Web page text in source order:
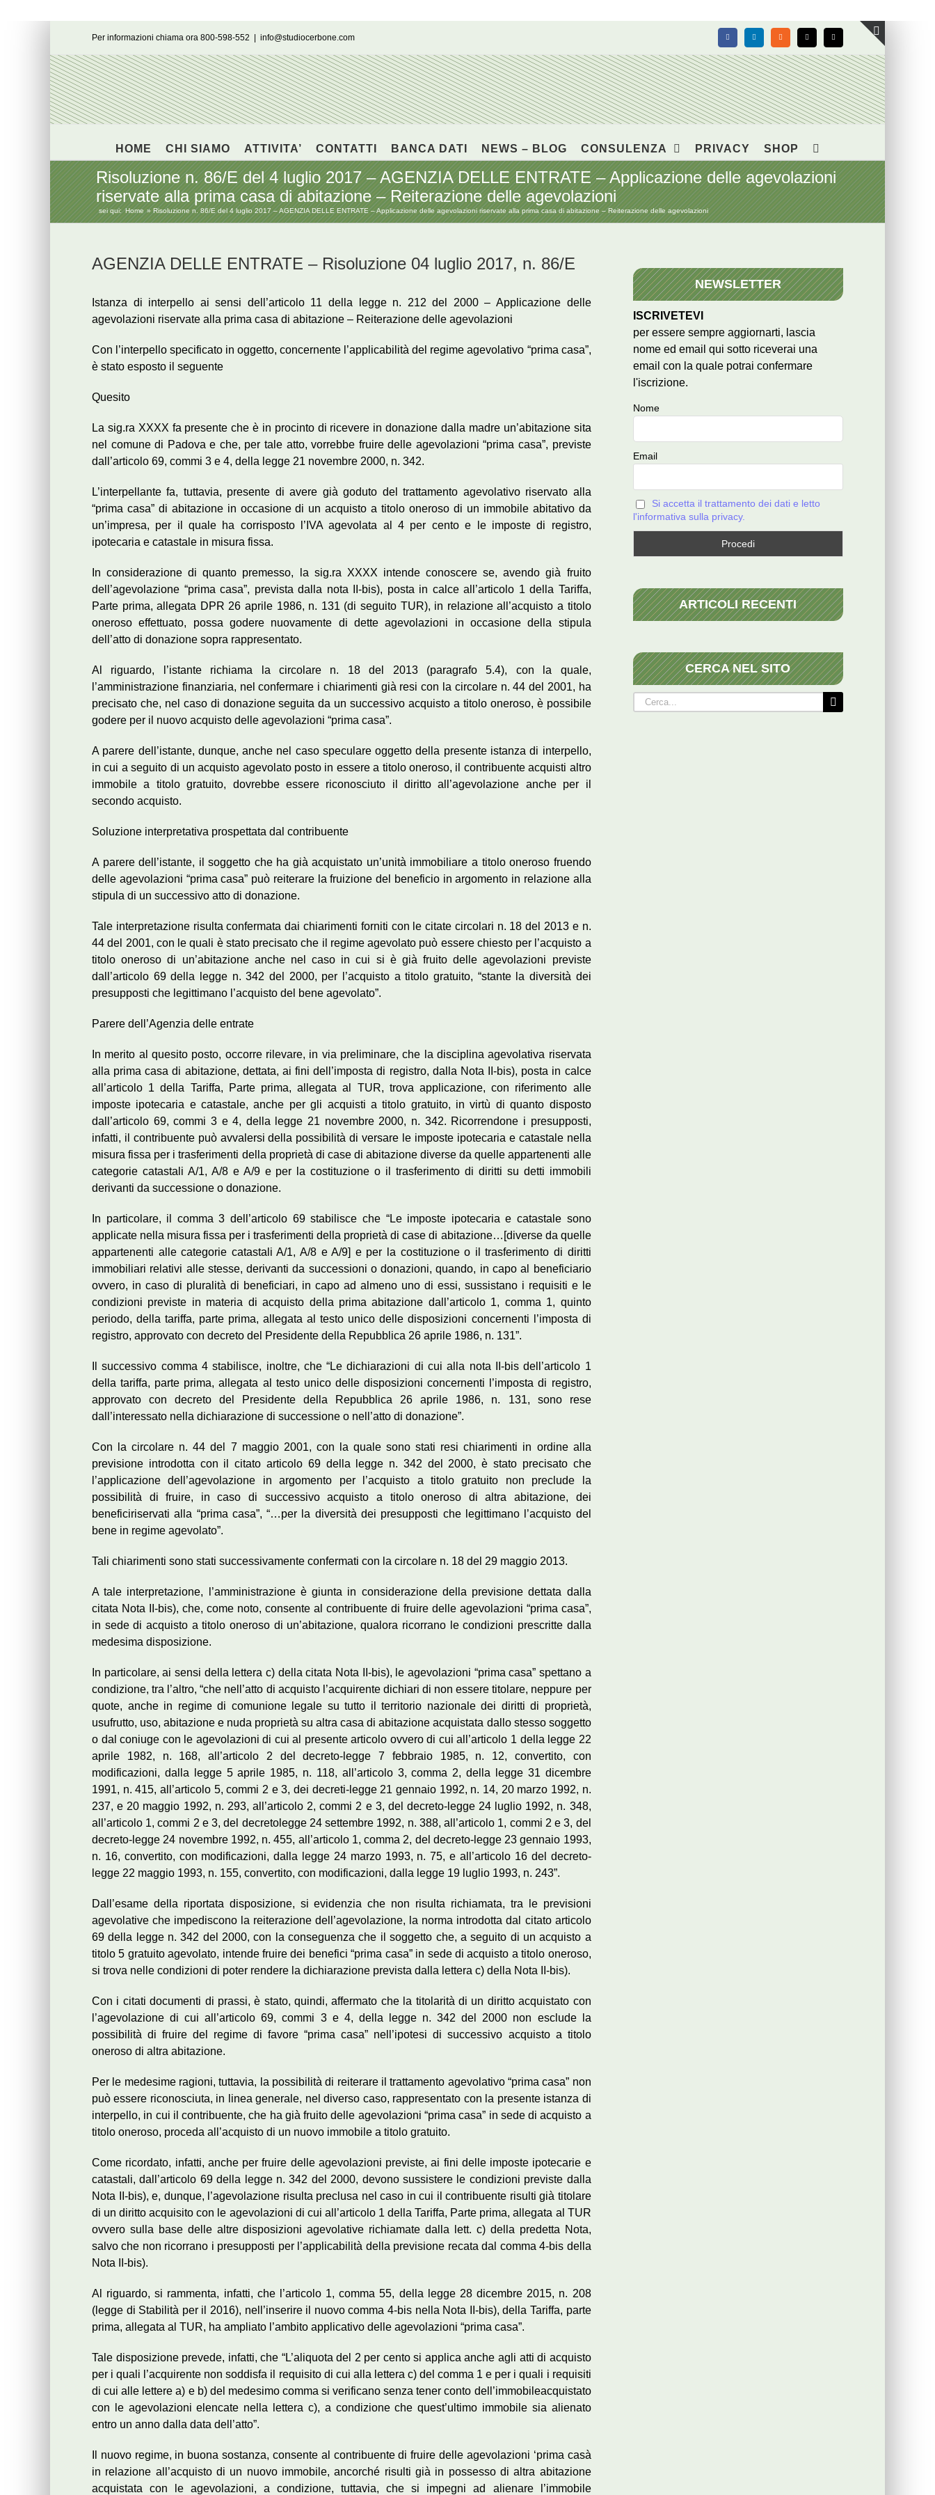
Per informazioni chiama ora 800-598-552 info@studiocerbone.com FacebookLinkedIn Rss X Email
HOME CHI SIAMO ATTIVITA’ CONTATTI BANCA DATI NEWS – BLOG CONSULENZA PRIVACY SHOP
Risoluzione n. 86/E del 4 luglio 2017 – AGENZIA DELLE ENTRATE – Applicazione delle agevolazioni
riservate alla prima casa di abitazione – Reiterazione delle agevolazioni
sei qui: Home Risoluzione n. 86/E del 4 luglio 2017 – AGENZIA DELLE ENTRATE – Applicazione delle agevolazioni riservate alla prima casa di abitazione – Reiterazione delle agevolazioni
AGENZIA DELLE ENTRATE – Risoluzione 04 luglio 2017, n. 86/E
Istanza di interpello ai sensi dell’articolo 11 della legge n. 212 del 2000 – Applicazione delle
agevolazioni riservate alla prima casa di abitazione – Reiterazione delle agevolazioni
Con l’interpello specificato in oggetto, concernente l’applicabilità del regime agevolativo “prima casa”,
è stato esposto il seguente
Quesito
La sig.ra XXXX fa presente che è in procinto di ricevere in donazione dalla madre un’abitazione sita
nel comune di Padova e che, per tale atto, vorrebbe fruire delle agevolazioni “prima casa”, previste
dall’articolo 69, commi 3 e 4, della legge 21 novembre 2000, n. 342.
L’interpellante fa, tuttavia, presente di avere già goduto del trattamento agevolativo riservato alla
“prima casa” di abitazione in occasione di un acquisto a titolo oneroso di un immobile abitativo da
un’impresa, per il quale ha corrisposto l’IVA agevolata al 4 per cento e le imposte di registro,
ipotecaria e catastale in misura fissa.
In considerazione di quanto premesso, la sig.ra XXXX intende conoscere se, avendo già fruito
dell’agevolazione “prima casa”, prevista dalla nota II-bis), posta in calce all’articolo 1 della Tariffa,
Parte prima, allegata DPR 26 aprile 1986, n. 131 (di seguito TUR), in relazione all’acquisto a titolo
oneroso effettuato, possa godere nuovamente di dette agevolazioni in occasione della stipula
dell’atto di donazione sopra rappresentato.
Al riguardo, l’istante richiama la circolare n. 18 del 2013 (paragrafo 5.4), con la quale,
l’amministrazione finanziaria, nel confermare i chiarimenti già resi con la circolare n. 44 del 2001, ha
precisato che, nel caso di donazione seguita da un successivo acquisto a titolo oneroso, è possibile
godere per il nuovo acquisto delle agevolazioni “prima casa”.
A parere dell’istante, dunque, anche nel caso speculare oggetto della presente istanza di interpello,
in cui a seguito di un acquisto agevolato posto in essere a titolo oneroso, il contribuente acquisti altro
immobile a titolo gratuito, dovrebbe essere riconosciuto il diritto all’agevolazione anche per il
secondo acquisto.
Soluzione interpretativa prospettata dal contribuente
A parere dell’istante, il soggetto che ha già acquistato un’unità immobiliare a titolo oneroso fruendo
delle agevolazioni “prima casa” può reiterare la fruizione del beneficio in argomento in relazione alla
stipula di un successivo atto di donazione.
Tale interpretazione risulta confermata dai chiarimenti forniti con le citate circolari n. 18 del 2013 e n.
44 del 2001, con le quali è stato precisato che il regime agevolato può essere chiesto per l’acquisto a
titolo oneroso di un’abitazione anche nel caso in cui si è già fruito delle agevolazioni previste
dall’articolo 69 della legge n. 342 del 2000, per l’acquisto a titolo gratuito, “stante la diversità dei
presupposti che legittimano l’acquisto del bene agevolato”.
Parere dell’Agenzia delle entrate
In merito al quesito posto, occorre rilevare, in via preliminare, che la disciplina agevolativa riservata
alla prima casa di abitazione, dettata, ai fini dell’imposta di registro, dalla Nota II-bis), posta in calce
all’articolo 1 della Tariffa, Parte prima, allegata al TUR, trova applicazione, con riferimento alle
imposte ipotecaria e catastale, anche per gli acquisti a titolo gratuito, in virtù di quanto disposto
dall’articolo 69, commi 3 e 4, della legge 21 novembre 2000, n. 342. Ricorrendone i presupposti,
infatti, il contribuente può avvalersi della possibilità di versare le imposte ipotecaria e catastale nella
misura fissa per i trasferimenti della proprietà di case di abitazione diverse da quelle appartenenti alle
categorie catastali A/1, A/8 e A/9 e per la costituzione o il trasferimento di diritti su detti immobili
derivanti da successione o donazione.
In particolare, il comma 3 dell’articolo 69 stabilisce che “Le imposte ipotecaria e catastale sono
applicate nella misura fissa per i trasferimenti della proprietà di case di abitazione…[diverse da quelle
appartenenti alle categorie catastali A/1, A/8 e A/9] e per la costituzione o il trasferimento di diritti
immobiliari relativi alle stesse, derivanti da successioni o donazioni, quando, in capo al beneficiario
ovvero, in caso di pluralità di beneficiari, in capo ad almeno uno di essi, sussistano i requisiti e le
condizioni previste in materia di acquisto della prima abitazione dall’articolo 1, comma 1, quinto
periodo, della tariffa, parte prima, allegata al testo unico delle disposizioni concernenti l’imposta di
registro, approvato con decreto del Presidente della Repubblica 26 aprile 1986, n. 131”.
Il successivo comma 4 stabilisce, inoltre, che “Le dichiarazioni di cui alla nota II-bis dell’articolo 1
della tariffa, parte prima, allegata al testo unico delle disposizioni concernenti l’imposta di registro,
approvato con decreto del Presidente della Repubblica 26 aprile 1986, n. 131, sono rese
dall’interessato nella dichiarazione di successione o nell’atto di donazione”.
Con la circolare n. 44 del 7 maggio 2001, con la quale sono stati resi chiarimenti in ordine alla
previsione introdotta con il citato articolo 69 della legge n. 342 del 2000, è stato precisato che
l’applicazione dell’agevolazione in argomento per l’acquisto a titolo gratuito non preclude la
possibilità di fruire, in caso di successivo acquisto a titolo oneroso di altra abitazione, dei
beneficiriservati alla “prima casa”, “…per la diversità dei presupposti che legittimano l’acquisto del
bene in regime agevolato”.
Tali chiarimenti sono stati successivamente confermati con la circolare n. 18 del 29 maggio 2013.
A tale interpretazione, l’amministrazione è giunta in considerazione della previsione dettata dalla
citata Nota II-bis), che, come noto, consente al contribuente di fruire delle agevolazioni “prima casa”,
in sede di acquisto a titolo oneroso di un’abitazione, qualora ricorrano le condizioni prescritte dalla
medesima disposizione.
In particolare, ai sensi della lettera c) della citata Nota II-bis), le agevolazioni “prima casa” spettano a
condizione, tra l’altro, “che nell’atto di acquisto l’acquirente dichiari di non essere titolare, neppure per
quote, anche in regime di comunione legale su tutto il territorio nazionale dei diritti di proprietà,
usufrutto, uso, abitazione e nuda proprietà su altra casa di abitazione acquistata dallo stesso soggetto
o dal coniuge con le agevolazioni di cui al presente articolo ovvero di cui all’articolo 1 della legge 22
aprile 1982, n. 168, all’articolo 2 del decreto-legge 7 febbraio 1985, n. 12, convertito, con
modificazioni, dalla legge 5 aprile 1985, n. 118, all’articolo 3, comma 2, della legge 31 dicembre
1991, n. 415, all’articolo 5, commi 2 e 3, dei decreti-legge 21 gennaio 1992, n. 14, 20 marzo 1992, n.
237, e 20 maggio 1992, n. 293, all’articolo 2, commi 2 e 3, del decreto-legge 24 luglio 1992, n. 348,
all’articolo 1, commi 2 e 3, del decretolegge 24 settembre 1992, n. 388, all’articolo 1, commi 2 e 3, del
decreto-legge 24 novembre 1992, n. 455, all’articolo 1, comma 2, del decreto-legge 23 gennaio 1993,
n. 16, convertito, con modificazioni, dalla legge 24 marzo 1993, n. 75, e all’articolo 16 del decreto-
legge 22 maggio 1993, n. 155, convertito, con modificazioni, dalla legge 19 luglio 1993, n. 243”.
Dall’esame della riportata disposizione, si evidenzia che non risulta richiamata, tra le previsioni
agevolative che impediscono la reiterazione dell’agevolazione, la norma introdotta dal citato articolo
69 della legge n. 342 del 2000, con la conseguenza che il soggetto che, a seguito di un acquisto a
titolo 5 gratuito agevolato, intende fruire dei benefici “prima casa” in sede di acquisto a titolo oneroso,
si trova nelle condizioni di poter rendere la dichiarazione prevista dalla lettera c) della Nota II-bis).
Con i citati documenti di prassi, è stato, quindi, affermato che la titolarità di un diritto acquistato con
l’agevolazione di cui all’articolo 69, commi 3 e 4, della legge n. 342 del 2000 non esclude la
possibilità di fruire del regime di favore “prima casa” nell’ipotesi di successivo acquisto a titolo
oneroso di altra abitazione.
Per le medesime ragioni, tuttavia, la possibilità di reiterare il trattamento agevolativo “prima casa” non
può essere riconosciuta, in linea generale, nel diverso caso, rappresentato con la presente istanza di
interpello, in cui il contribuente, che ha già fruito delle agevolazioni “prima casa” in sede di acquisto a
titolo oneroso, proceda all’acquisto di un nuovo immobile a titolo gratuito.
Come ricordato, infatti, anche per fruire delle agevolazioni previste, ai fini delle imposte ipotecarie e
catastali, dall’articolo 69 della legge n. 342 del 2000, devono sussistere le condizioni previste dalla
Nota II-bis), e, dunque, l’agevolazione risulta preclusa nel caso in cui il contribuente risulti già titolare
di un diritto acquisito con le agevolazioni di cui all’articolo 1 della Tariffa, Parte prima, allegata al TUR
ovvero sulla base delle altre disposizioni agevolative richiamate dalla lett. c) della predetta Nota,
salvo che non ricorrano i presupposti per l’applicabilità della previsione recata dal comma 4-bis della
Nota II-bis).
Al riguardo, si rammenta, infatti, che l’articolo 1, comma 55, della legge 28 dicembre 2015, n. 208
(legge di Stabilità per il 2016), nell’inserire il nuovo comma 4-bis nella Nota II-bis), della Tariffa, parte
prima, allegata al TUR, ha ampliato l’ambito applicativo delle agevolazioni “prima casa”.
Tale disposizione prevede, infatti, che “L’aliquota del 2 per cento si applica anche agli atti di acquisto
per i quali l’acquirente non soddisfa il requisito di cui alla lettera c) del comma 1 e per i quali i requisiti
di cui alle lettere a) e b) del medesimo comma si verificano senza tener conto dell’immobileacquistato
con le agevolazioni elencate nella lettera c), a condizione che quest’ultimo immobile sia alienato
entro un anno dalla data dell’atto”.
Il nuovo regime, in buona sostanza, consente al contribuente di fruire delle agevolazioni ‘prima casà
in relazione all’acquisto di un nuovo immobile, ancorché risulti già in possesso di altra abitazione
acquistata con le agevolazioni, a condizione, tuttavia, che si impegni ad alienare l’immobile
NEWSLETTER
ISCRIVETEVI
per essere sempre aggiornarti, lascia
nome ed email qui sotto riceverai una
email con la quale potrai confermare
l'iscrizione.
Nome
Email
Si accetta il trattamento dei dati e letto
l'informativa sulla privacy.
ARTICOLI RECENTI
CERCA NEL SITO
Cerca
per:
Toggle
area
barra
scorrevole